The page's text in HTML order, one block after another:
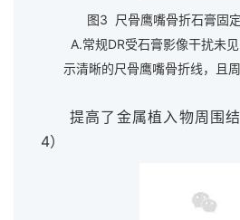
图3 尺骨鹰嘴骨折石膏固
A.常规DR受石膏影像干扰未
示清晰的尺骨鹰嘴骨折线，且
提高了金属植入物周围
4）